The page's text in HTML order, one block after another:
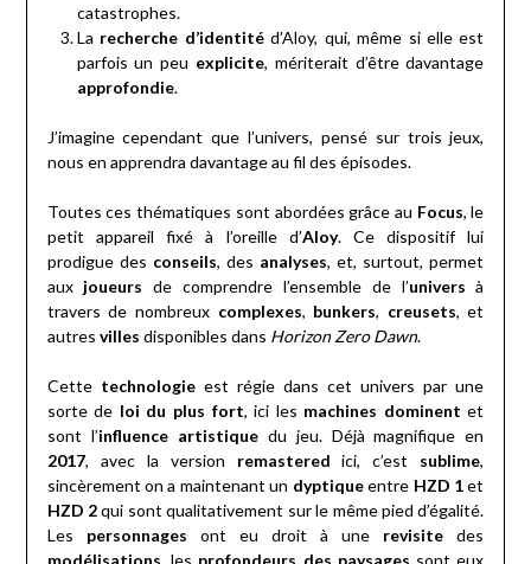
catastrophes.
La recherche d’identitéd’Aloy, qui, même si elle est
parfois un peu explicite, mériterait d’être davantage
approfondie.
J’imagine cependant que l’univers, pensé sur trois jeux,
nous en apprendra davantage au fil des épisodes.
Toutes ces thématiques sont abordées grâce au Focus, le
petit appareil fixé à l’oreille d’Aloy. Ce dispositif lui
prodigue des conseils, des analyses, et, surtout, permet
aux joueurs de comprendre l’ensemble de l’univers à
travers de nombreux complexes, bunkers, creusets, et
autres villes disponibles dans Horizon Zero Dawn.
Cette technologieest régie dans cet univers par une
sorte de loi du plus fort, ici les machines dominent et
sont l’influence artistiquedu jeu. Déjà magnifique en
2017, avec la version remastered ici, c’est sublime,
sincèrement on a maintenant un dyptiqueentre HZD 1et
HZD 2qui sont qualitativement sur le même pied d’égalité.
Les personnages ont eu droit à une revisite des